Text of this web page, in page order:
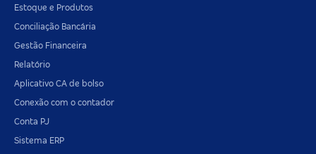
Estoque e Produtos
Conciliação Bancária
Gestão Financeira
Relatório
Aplicativo CA de bolso
Conexão com o contador
Conta PJ
Sistema ERP